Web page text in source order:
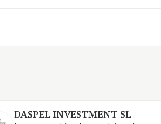
DASPEL INVESTMENT SL